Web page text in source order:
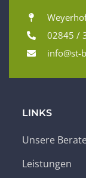
02845 /
info@st-
LINKS
Unsere
Leistungen